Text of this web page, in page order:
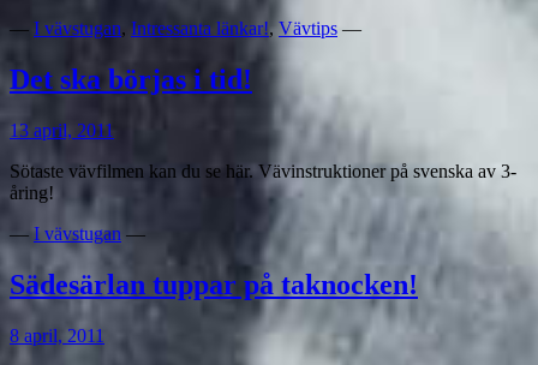
— I vävstugan, Intressanta länkar!, Vävtips—
Det ska börjas i tid!
13 april, 2011
Sötaste vävfilmen kan du se här. Vävinstruktioner på svenska av 3-
åring!
— I vävstugan —
Sädesärlan tuppar på taknocken!
8 april, 2011